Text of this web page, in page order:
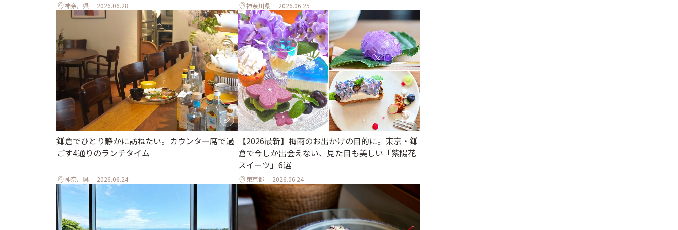
神奈川県 2026.06.28 神奈川県 2026.06.25
鎌倉でひとり静かに訪ねたい。カウンター席で過
ごす4通りのランチタイム
神奈川県 2026.06.24
【2026最新】梅雨のお出かけの目的に。東京・鎌
倉で今しか出会えない、見た目も美しい「紫陽花
スイーツ」6選
東京都 2026.06.24